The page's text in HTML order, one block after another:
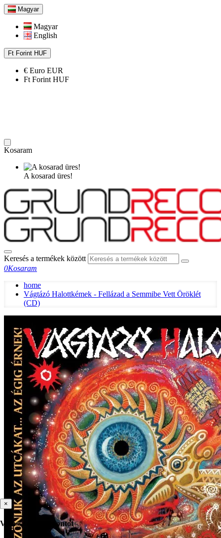
Magyar
Magyar
English
Ft Forint HUF
€ Euro EUR
Ft Forint HUF
Kosaram
A kosarad üres!
Keresés a termékek között
0Kosaram
home
Vágtázó Halottkémek - Fellázad a Semmibe Vett Öröklét
(CD)
×
Válassz csomagpontot